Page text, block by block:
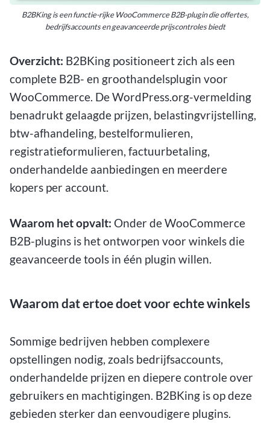
B2BKing is een functie-rijke WooCommerce B2B-plugin die offertes,
bedrijfsaccounts en geavanceerde prijscontroles biedt
Overzicht: B2BKing positioneert zich als een
complete B2B- en groothandelsplugin voor
WooCommerce. De WordPress.org-vermelding
benadrukt gelaagde prijzen, belastingvrijstelling,
btw-afhandeling, bestelformulieren,
registratieformulieren, factuurbetaling,
onderhandelde aanbiedingen en meerdere
kopers per account.
Waarom het opvalt: Onder de WooCommerce
B2B-plugins is het ontworpen voor winkels die
geavanceerde tools in één plugin willen.
Waarom dat ertoe doet voor echte winkels
Sommige bedrijven hebben complexere
opstellingen nodig, zoals bedrijfsaccounts,
onderhandelde prijzen en diepere controle over
gebruikers en machtigingen. B2BKing is op deze
gebieden sterker dan eenvoudigere plugins.